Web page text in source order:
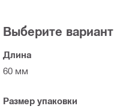
Выберите вариант
Длина
60 мм
Размер упаковки